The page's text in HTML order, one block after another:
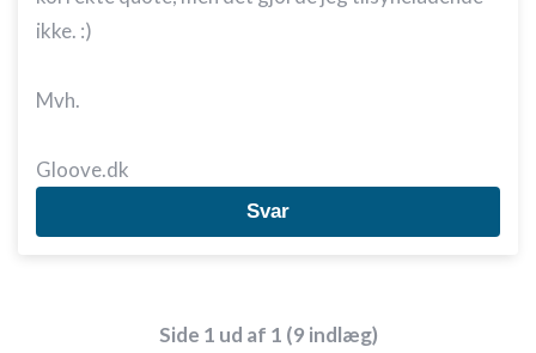
ikke. :)
Mvh.
Gloove.dk
Svar
Side 1 ud af 1 (9 indlæg)
Oprette profiler til tilpasset annoncering
Bruge profiler til at vælge tilpasset indhold
Måle annonceringseffektivitet
Forstå målgrupper gennem statistikker eller
kombinationer af oplysninger fra forskellige